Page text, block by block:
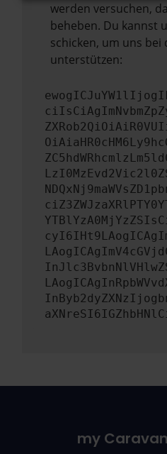
werden versuchen,
beheben. Du kannst
schicken, um uns bei
unterstützen:
my